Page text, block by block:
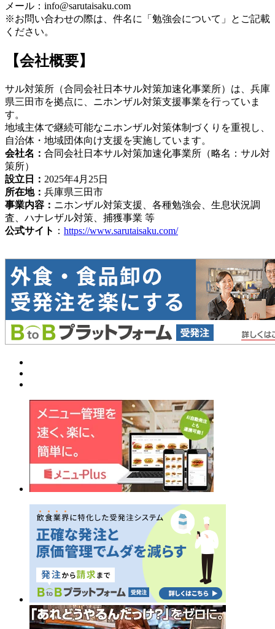
メール：info@sarutaisaku.com
※お問い合わせの際は、件名に「勉強会について」とご記載
ください。
【会社概要】
サル対策所（合同会社日本サル対策加速化事業所）は、兵庫
県三田市を拠点に、ニホンザル対策支援事業を行っていま
す。
地域主体で継続可能なニホンザル対策体制づくりを重視し、
自治体・地域団体向け支援を実施しています。
会社名： 合同会社日本サル対策加速化事業所（略名：サル対
策所）
設立日： 2025年4月25日
所在地： 兵庫県三田市
事業内容： ニホンザル対策支援、各種勉強会、生息状況調
査、ハナレザル対策、捕獲事業 等
公式サイト ： https://www.sarutaisaku.com/